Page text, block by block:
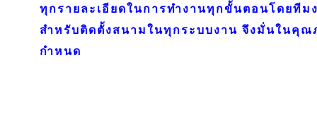
ทุกรายละเอียดในการทำงานทุกขั้นตอนโดยที
สำหรับติดตั้งสนามในทุกระบบงาน จึงมั่นในคุ
กำหนด